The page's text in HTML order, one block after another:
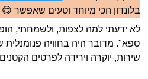
בלונדון הכי מיוחד וטעים שאפשר 😋
לא ידעתי למה לצפות, ולשמחתי,
ספא". מדובר היה בחוויה
שירות, יוקרה וירידה לפרטים